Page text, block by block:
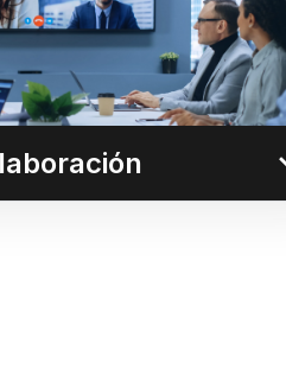
desde su navegador.
Más información